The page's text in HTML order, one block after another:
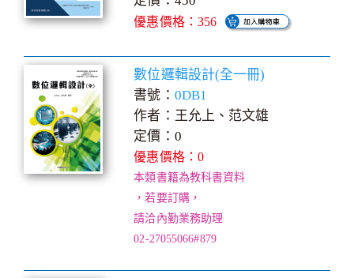
優惠價格：356
數位邏輯設計(全一冊)
書號： 0DB1
作者：王允上、范文雄
定價：0
優惠價格：0
本類書籍為教科書資料
，若要訂購，
請洽內勤業務助理
02-27055066#879